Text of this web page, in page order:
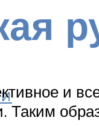
и
Таким